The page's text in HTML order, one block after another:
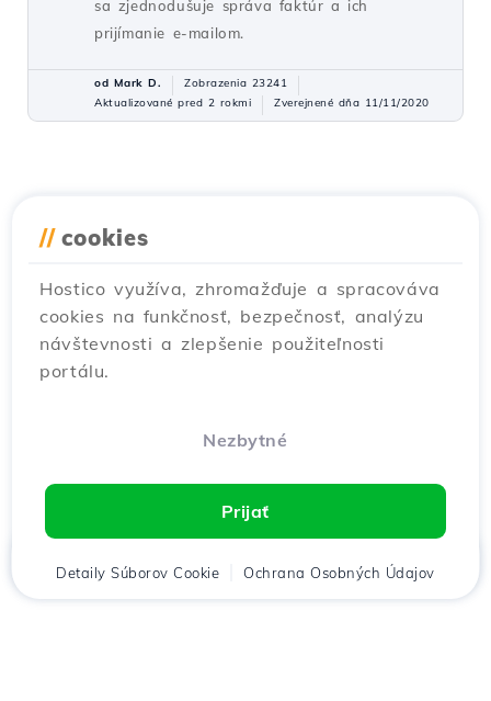
sa zjednodušuje správa faktúr a ich
prijímanie e-mailom.
od Mark D.
Zobrazenia 23241
Aktualizované pred 2 rokmi
Zverejnené dňa 11/11/2020
// cookies
Hostico využíva, zhromažďuje a spracováva
cookies na funkčnosť, bezpečnosť, analýzu
návštevnosti a zlepšenie použiteľnosti
portálu.
Nezbytné
Prijať
Detaily Súborov Cookie Ochrana Osobných Údajov
Domov Klient Košík Chat Menu